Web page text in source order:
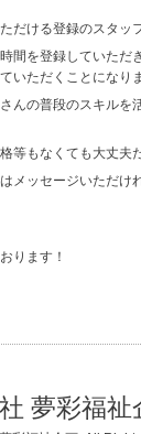
だける登録のスタッ
間を登録していただ
いただくことになり
んの普段のスキルを
等もなくても大丈夫
メッセージいただけ
ります！
夢彩福祉